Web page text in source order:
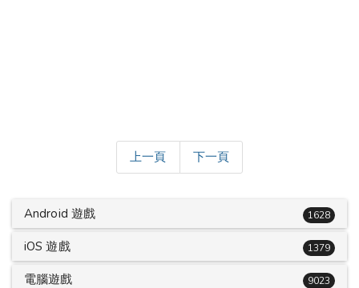
上一頁 下一頁
Android 遊戲 1628
iOS 遊戲 1379
電腦遊戲 9023